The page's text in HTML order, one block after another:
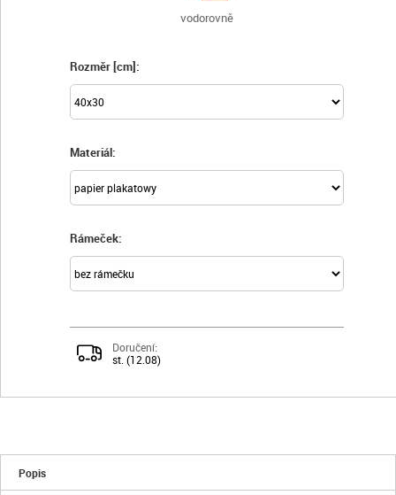
vodorovně
Rozměr [cm]:
Materiál:
Rámeček:
Doručení:
st. (12.08)
Popis